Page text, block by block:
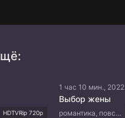
HDTVRip 720p
1 час 10 мин., 2022
Выбор жены
романтика, повседневность, драма